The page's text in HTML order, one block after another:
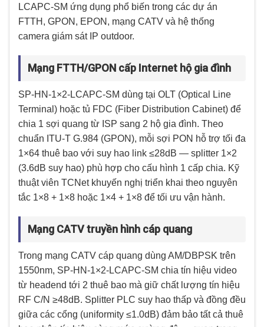
LCAPC-SM ứng dụng phổ biến trong các dự án
FTTH, GPON, EPON, mạng CATV và hệ thống
camera giám sát IP outdoor.
Mạng FTTH/GPON cấp Internet hộ gia đình
SP-HN-1×2-LCAPC-SM dùng tại OLT (Optical Line
Terminal) hoặc tủ FDC (Fiber Distribution Cabinet) để
chia 1 sợi quang từ ISP sang 2 hộ gia đình. Theo
chuẩn ITU-T G.984 (GPON), mỗi sợi PON hỗ trợ tối đa
1×64 thuê bao với suy hao link ≤28dB — splitter 1×2
(3.6dB suy hao) phù hợp cho cấu hình 1 cấp chia. Kỹ
thuật viên TCNet khuyến nghị triển khai theo nguyên
tắc 1×8 + 1×8 hoặc 1×4 + 1×8 để tối ưu vận hành.
Mạng CATV truyền hình cáp quang
Trong mạng CATV cáp quang dùng AM/DBPSK trên
1550nm, SP-HN-1×2-LCAPC-SM chia tín hiệu video
từ headend tới 2 thuê bao mà giữ chất lượng tín hiệu
RF C/N ≥48dB. Splitter PLC suy hao thấp và đồng đều
giữa các cổng (uniformity ≤1.0dB) đảm bảo tất cả thuê